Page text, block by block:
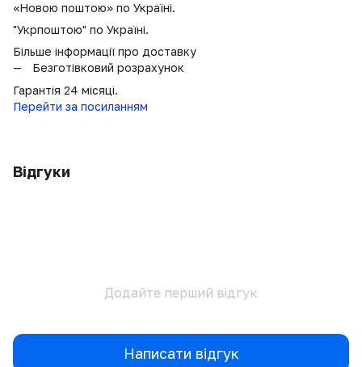
«Новою поштою» по Україні.
"Укрпоштою" по Україні.
Більше інформації про доставку
Безготівковий розрахунок
Гарантія 24 місяці.
Перейти за посиланням
Відгуки
Додайте перший відгук
Написати відгук